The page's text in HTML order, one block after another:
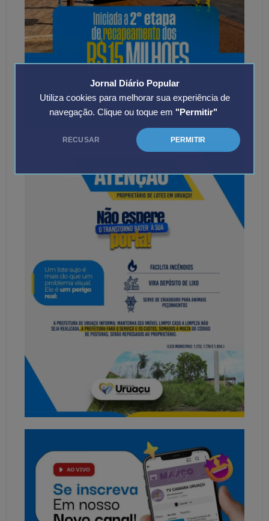
Jornal Diário Popular
Utiliza cookies para melhorar sua experiência de
navegação. Clique ou toque em "Permitir"
RECUSAR PERMITIR